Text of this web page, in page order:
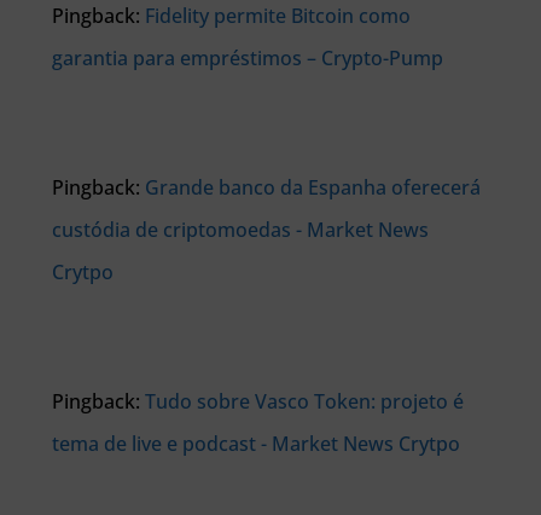
Pingback: Fidelity permite Bitcoin como
garantia para empréstimos – Crypto-Pump
Pingback: Grande banco da Espanha oferecerá
custódia de criptomoedas - Market News
Crytpo
Pingback: Tudo sobre Vasco Token: projeto é
tema de live e podcast - Market News Crytpo